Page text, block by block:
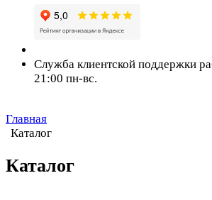
Служба клиентской поддержки
21:00 пн-вс.
Главная
Каталог
Каталог